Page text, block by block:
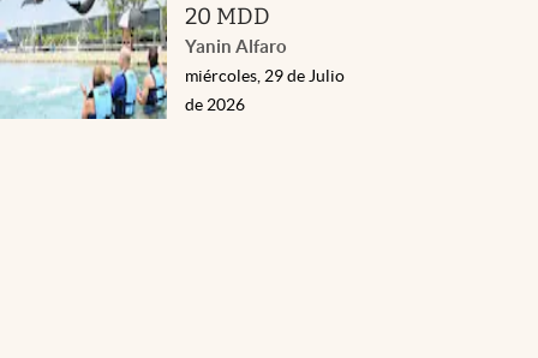
20 MDD
Yanin Alfaro
miércoles, 29 de Julio
de 2026